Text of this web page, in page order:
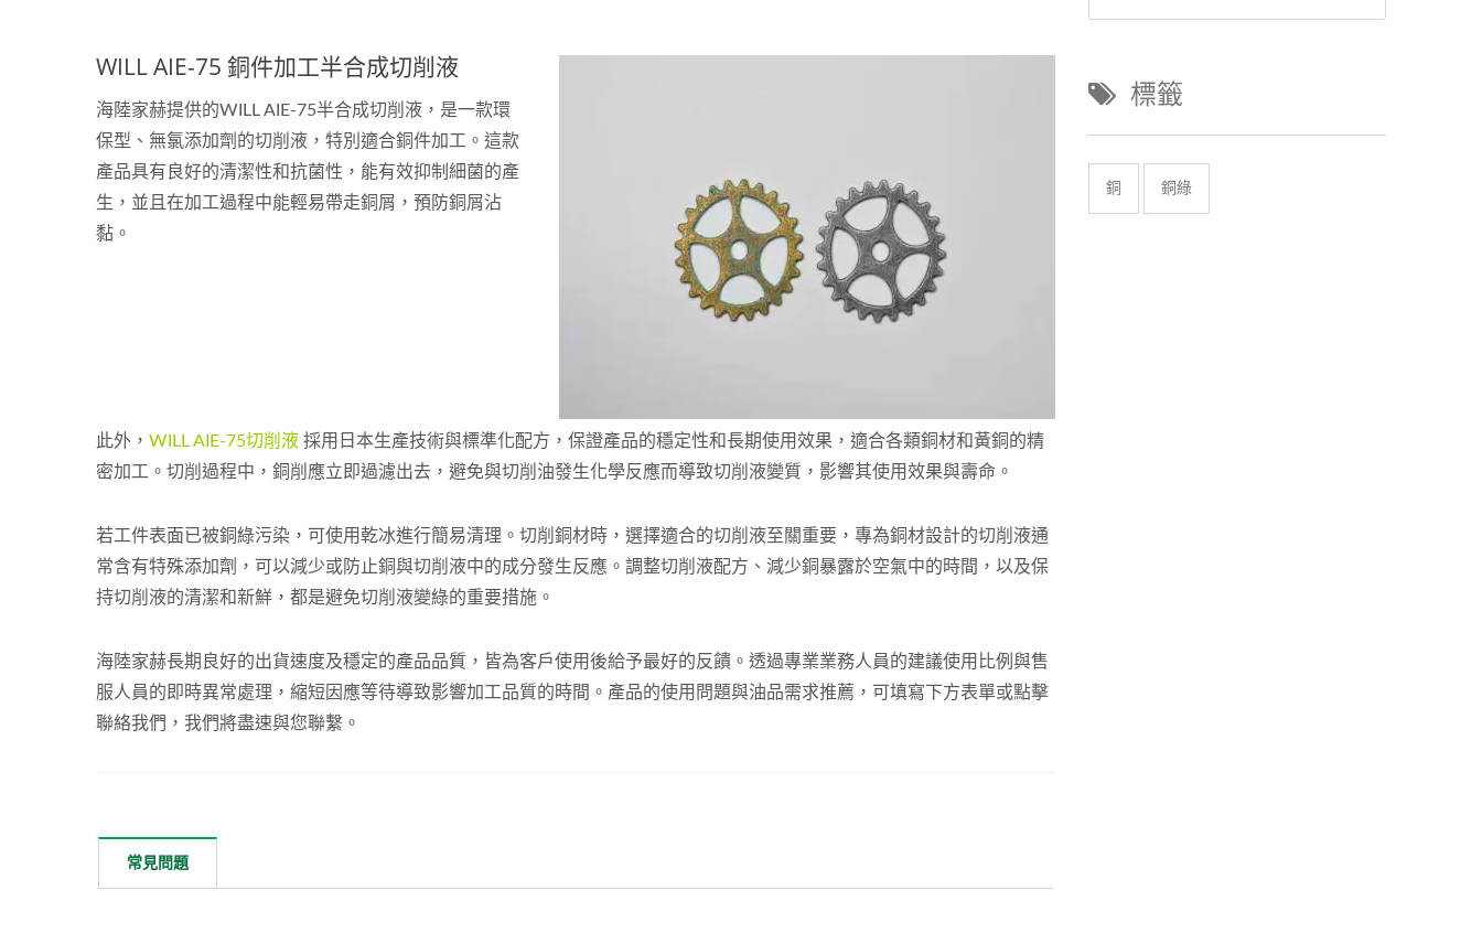
WILL AIE-75 銅件加工半合成切削液
海陸家赫提供的WILL AIE-75半合成切削液，是一款環
保型、無氯添加劑的切削液，特別適合銅件加工。這款
產品具有良好的清潔性和抗菌性，能有效抑制細菌的產
生，並且在加工過程中能輕易帶走銅屑，預防銅屑沾
黏。
此外， WILL AIE-75切削液 採用日本生產技術與標準化配方，保證產品的穩定性和長期使用效果，適合各類銅材和黃銅的精
密加工。切削過程中，銅削應立即過濾出去，避免與切削油發生化學反應而導致切削液變質，影響其使用效果與壽命。
若工件表面已被銅綠污染，可使用乾冰進行簡易清理。切削銅材時，選擇適合的切削液至關重要，專為銅材設計的切削液通
常含有特殊添加劑，可以減少或防止銅與切削液中的成分發生反應。調整切削液配方、減少銅暴露於空氣中的時間，以及保
持切削液的清潔和新鮮，都是避免切削液變綠的重要措施。
海陸家赫長期良好的出貨速度及穩定的產品品質，皆為客戶使用後給予最好的反饋。透過專業業務人員的建議使用比例與售
服人員的即時異常處理，縮短因應等待導致影響加工品質的時間。產品的使用問題與油品需求推薦，可填寫下方表單或點擊
聯絡我們，我們將盡速與您聯繫。
常見問題
標籤
銅 銅綠